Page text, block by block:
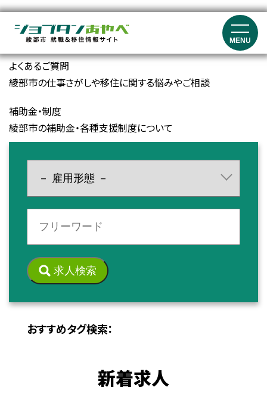
MENU
就職マッチングイベント、就職フェア、セミナーの開催情報
よくあるご質問
綾部市の仕事さがしや移住に関する悩みやご相談
補助金・制度
綾部市の補助金・各種支援制度について
求人検索
おすすめタグ検索：
新着求人